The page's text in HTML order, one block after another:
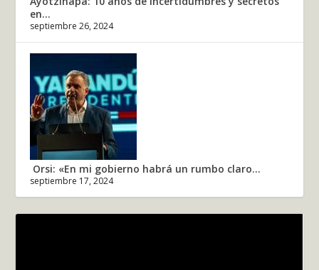
en...
septiembre 26, 2024
Orsi: «En mi gobierno habrá un rumbo claro...
septiembre 17, 2024